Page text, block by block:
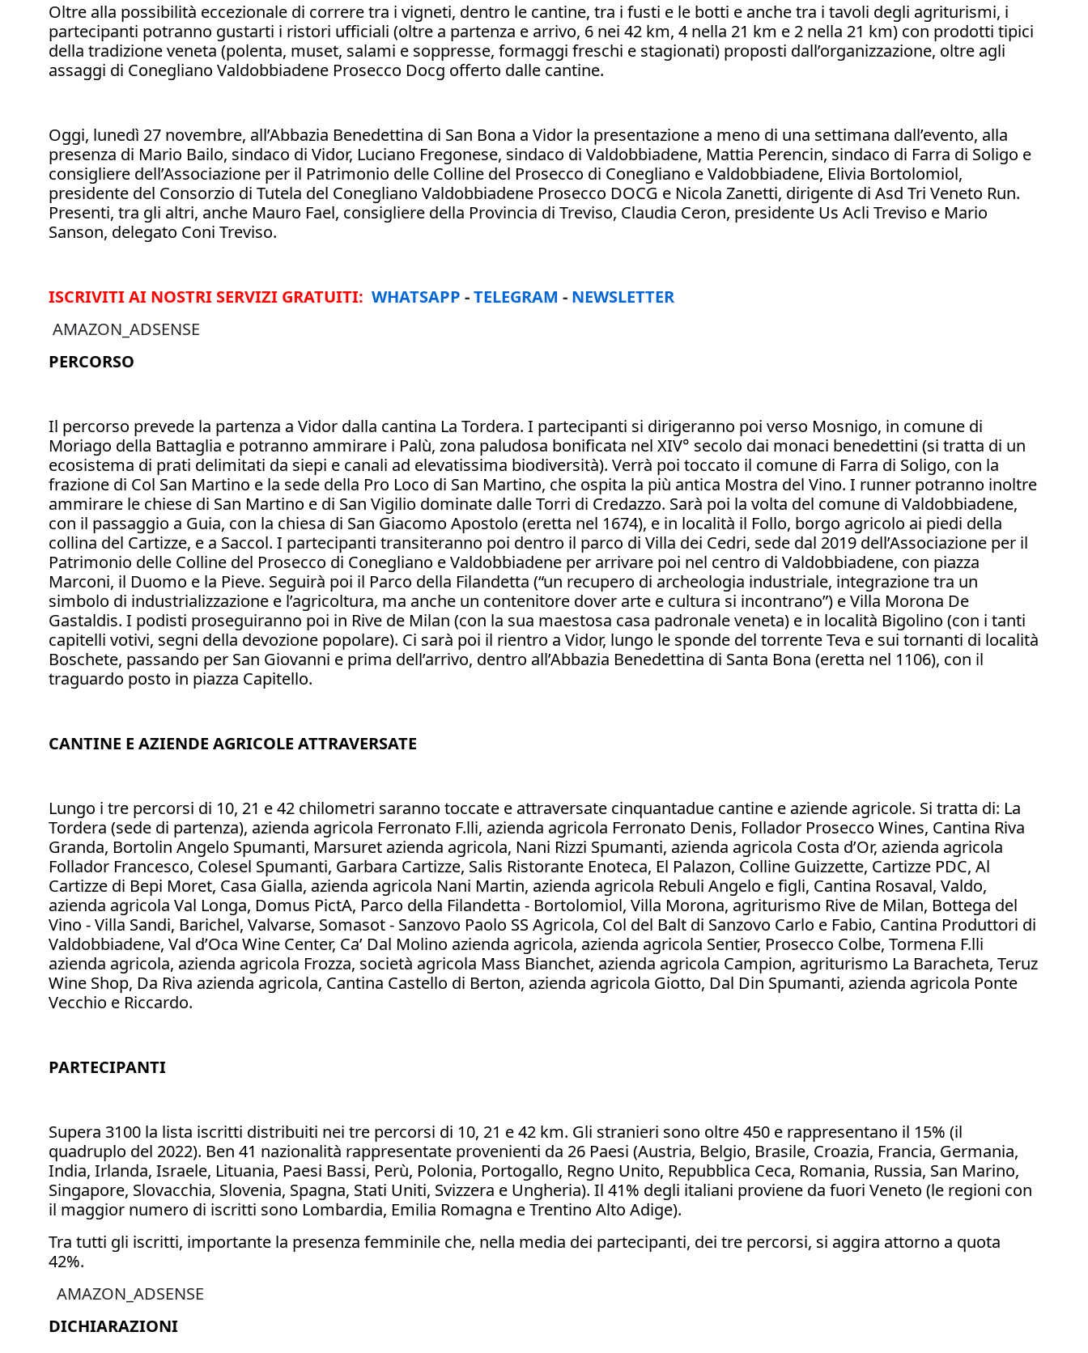
Oltre alla possibilità eccezionale di correre tra i vigneti, dentro le cantine, tra i fusti e le botti e anche tra i tavoli degli agriturismi, i
partecipanti potranno gustarti i ristori ufficiali (oltre a partenza e arrivo, 6 nei 42 km, 4 nella 21 km e 2 nella 21 km) con prodotti tipici
della tradizione veneta (polenta, muset, salami e soppresse, formaggi freschi e stagionati) proposti dall’organizzazione, oltre agli
assaggi di Conegliano Valdobbiadene Prosecco Docg offerto dalle cantine.
Oggi, lunedì 27 novembre, all’Abbazia Benedettina di San Bona a Vidor la presentazione a meno di una settimana dall’evento, alla
presenza di Mario Bailo, sindaco di Vidor, Luciano Fregonese, sindaco di Valdobbiadene, Mattia Perencin, sindaco di Farra di Soligo e
consigliere dell’Associazione per il Patrimonio delle Colline del Prosecco di Conegliano e Valdobbiadene, Elivia Bortolomiol,
presidente del Consorzio di Tutela del Conegliano Valdobbiadene Prosecco DOCG e Nicola Zanetti, dirigente di Asd Tri Veneto Run.
Presenti, tra gli altri, anche Mauro Fael, consigliere della Provincia di Treviso, Claudia Ceron, presidente Us Acli Treviso e Mario
Sanson, delegato Coni Treviso.
ISCRIVITI AI NOSTRI SERVIZI GRATUITI: WHATSAPP -TELEGRAM - NEWSLETTER
AMAZON_ADSENSE
PERCORSO
Il percorso prevede la partenza a Vidor dalla cantina La Tordera. I partecipanti si dirigeranno poi verso Mosnigo, in comune di
Moriago della Battaglia e potranno ammirare i Palù, zona paludosa bonificata nel XIV° secolo dai monaci benedettini (si tratta di un
ecosistema di prati delimitati da siepi e canali ad elevatissima biodiversità). Verrà poi toccato il comune di Farra di Soligo, con la
frazione di Col San Martino e la sede della Pro Loco di San Martino, che ospita la più antica Mostra del Vino. I runner potranno inoltre
ammirare le chiese di San Martino e di San Vigilio dominate dalle Torri di Credazzo. Sarà poi la volta del comune di Valdobbiadene,
con il passaggio a Guia, con la chiesa di San Giacomo Apostolo (eretta nel 1674), e in località il Follo, borgo agricolo ai piedi della
collina del Cartizze, e a Saccol. I partecipanti transiteranno poi dentro il parco di Villa dei Cedri, sede dal 2019 dell’Associazione per il
Patrimonio delle Colline del Prosecco di Conegliano e Valdobbiadene per arrivare poi nel centro di Valdobbiadene, con piazza
Marconi, il Duomo e la Pieve. Seguirà poi il Parco della Filandetta (“un recupero di archeologia industriale, integrazione tra un
simbolo di industrializzazione e l’agricoltura, ma anche un contenitore dover arte e cultura si incontrano”) e Villa Morona De
Gastaldis. I podisti proseguiranno poi in Rive de Milan (con la sua maestosa casa padronale veneta) e in località Bigolino (con i tanti
capitelli votivi, segni della devozione popolare). Ci sarà poi il rientro a Vidor, lungo le sponde del torrente Teva e sui tornanti di località
Boschete, passando per San Giovanni e prima dell’arrivo, dentro all’Abbazia Benedettina di Santa Bona (eretta nel 1106), con il
traguardo posto in piazza Capitello.
CANTINE E AZIENDE AGRICOLE ATTRAVERSATE
Lungo i tre percorsi di 10, 21 e 42 chilometri saranno toccate e attraversate cinquantadue cantine e aziende agricole. Si tratta di: La
Tordera (sede di partenza), azienda agricola Ferronato F.lli, azienda agricola Ferronato Denis, Follador Prosecco Wines, Cantina Riva
Granda, Bortolin Angelo Spumanti, Marsuret azienda agricola, Nani Rizzi Spumanti, azienda agricola Costa d’Or, azienda agricola
Follador Francesco, Colesel Spumanti, Garbara Cartizze, Salis Ristorante Enoteca, El Palazon, Colline Guizzette, Cartizze PDC, Al
Cartizze di Bepi Moret, Casa Gialla, azienda agricola Nani Martin, azienda agricola Rebuli Angelo e figli, Cantina Rosaval, Valdo,
azienda agricola Val Longa, Domus PictA, Parco della Filandetta - Bortolomiol, Villa Morona, agriturismo Rive de Milan, Bottega del
Vino - Villa Sandi, Barichel, Valvarse, Somasot - Sanzovo Paolo SS Agricola, Col del Balt di Sanzovo Carlo e Fabio, Cantina Produttori di
Valdobbiadene, Val d’Oca Wine Center, Ca’ Dal Molino azienda agricola, azienda agricola Sentier, Prosecco Colbe, Tormena F.lli
azienda agricola, azienda agricola Frozza, società agricola Mass Bianchet, azienda agricola Campion, agriturismo La Baracheta, Teruz
Wine Shop, Da Riva azienda agricola, Cantina Castello di Berton, azienda agricola Giotto, Dal Din Spumanti, azienda agricola Ponte
Vecchio e Riccardo.
PARTECIPANTI
Supera 3100 la lista iscritti distribuiti nei tre percorsi di 10, 21 e 42 km. Gli stranieri sono oltre 450 e rappresentano il 15% (il
quadruplo del 2022). Ben 41 nazionalità rappresentate provenienti da 26 Paesi (Austria, Belgio, Brasile, Croazia, Francia, Germania,
India, Irlanda, Israele, Lituania, Paesi Bassi, Perù, Polonia, Portogallo, Regno Unito, Repubblica Ceca, Romania, Russia, San Marino,
Singapore, Slovacchia, Slovenia, Spagna, Stati Uniti, Svizzera e Ungheria). Il 41% degli italiani proviene da fuori Veneto (le regioni con
il maggior numero di iscritti sono Lombardia, Emilia Romagna e Trentino Alto Adige).
Tra tutti gli iscritti, importante la presenza femminile che, nella media dei partecipanti, dei tre percorsi, si aggira attorno a quota
42%.
AMAZON_ADSENSE
DICHIARAZIONI